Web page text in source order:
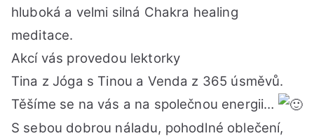
hluboká a velmi silná Chakra healing
meditace.
Akcí vás provedou lektorky
Tina z Jóga s Tinou a Venda z 365 úsměvů.
Těšíme se na vás a na společnou energii…
S sebou dobrou náladu, pohodlné oblečení,